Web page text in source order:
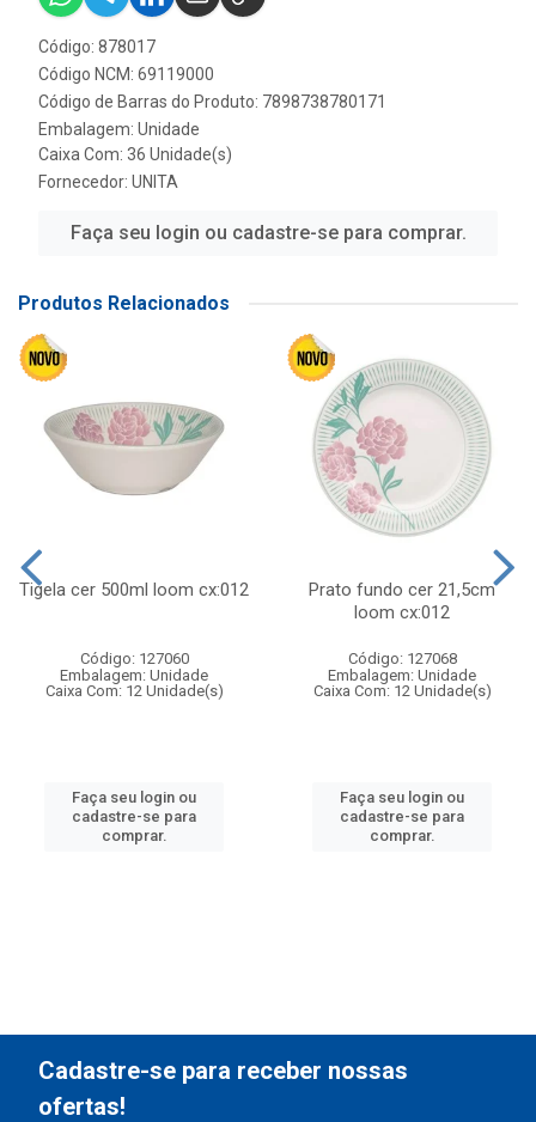
Código: 878017
Código NCM: 69119000
Código de Barras do Produto: 7898738780171
Embalagem: Unidade
Caixa Com: 36 Unidade(s)
Fornecedor: UNITA
Faça seu login ou cadastre-se para comprar.
Produtos Relacionados
Tigela cer 500ml loom cx:012
Código: 127060
Embalagem: Unidade
Caixa Com: 12 Unidade(s)
Faça seu login ou
cadastre-se para
comprar.
Prato fundo cer 21,5cm
loom cx:012
Código: 127068
Embalagem: Unidade
Caixa Com: 12 Unidade(s)
Faça seu login ou
cadastre-se para
comprar.
Cadastre-se para receber nossas
ofertas!